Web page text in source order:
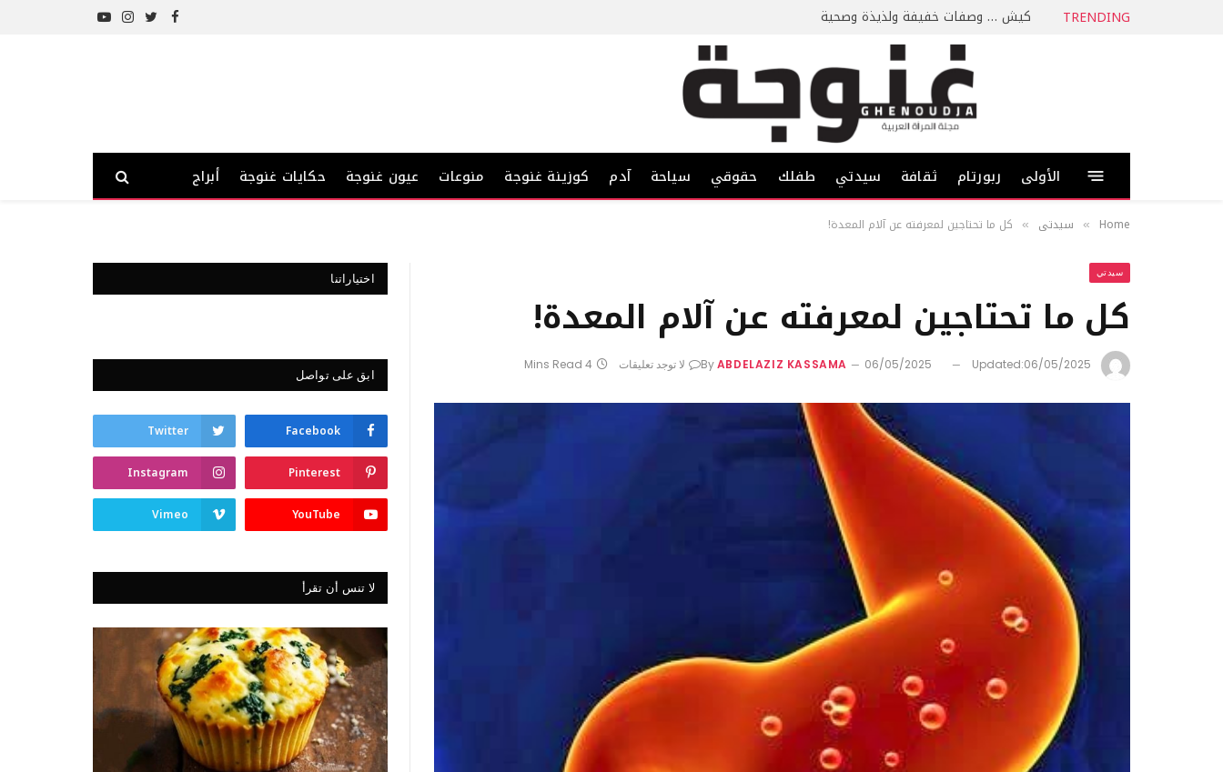
TRENDING كيش … وصفات خفيفة ولذيذة وصحية Facebook
Twitter
Instagram
YouTube
الأولى ربورتام ثقافة سيدتي طفلك حقوقي سياحة آدم كوزينة غنوجة منوعات عيون غنوجة حكايات غنوجة أبراج
Home
» سيدتي » كل ما تحتاجين لمعرفته عن آلام المعدة!
سيدتي
كل ما تحتاجين لمعرفته عن آلام المعدة!
ByABDELAZIZ KASSAMA 06/05/2025 Updated:06/05/2025 لا توجد تعليقات 4 Mins Read
اختياراتنا
ابق على تواصل
Facebook
Twitter
Pinterest
Instagram
YouTube
Vimeo
لا تنس أن تقرأ